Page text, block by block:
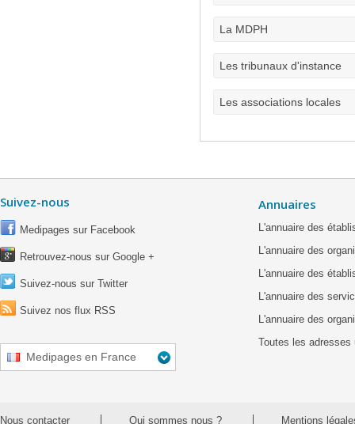
La MDPH
Les tribunaux d'instance
Les associations locales
Suivez-nous
Medipages sur Facebook
Retrouvez-nous sur Google +
Suivez-nous sur Twitter
Suivez nos flux RSS
Medipages en France
Annuaires
L'annuaire des
L'annuaire des
L'annuaire des
L'annuaire des
L'annuaire des
Toutes les adresses
Nous contacter Qui sommes nous ? Mentions